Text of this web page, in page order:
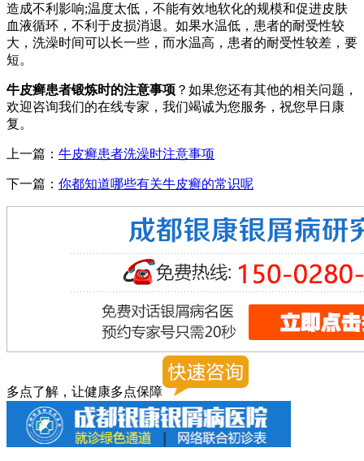
造成不利影响;温度太低，不能有效地软化的规模和促进皮肤
血液循环，不利于皮损消退。如果水温低，患者的耐受性较
大，洗澡时间可以长一些，而水温高，患者的耐受性较差，要
短。
牛皮癣患者锻炼时的注意事项 ？如果您还有其他的相关问题，
欢迎咨询我们的在线专家，我们竭诚为您服务，祝您早日康
复。
上一篇： 牛皮癣患者洗澡时注意事项
下一篇： 你都知道哪些有关牛皮癣的常识呢
多点了解，让健康多点保障